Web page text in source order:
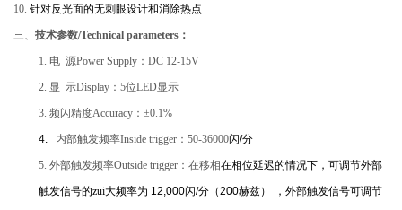
10.针对反光面的无刺眼设计和消除热点
三、技术参数/Technical parameters：
1. 电 源Power Supply：DC 12-15V
2. 显 示Display：5位LED显示
3.频闪精度Accuracy：±0.1%
4. 内部触发频率Inside trigger：50-36000闪/分
5.外部触发频率Outside trigger：在移相在相位延迟的情况下，可调节外部
触发信号的zui大频率为 12,000闪/分（200赫兹） ，外部触发信号可调节